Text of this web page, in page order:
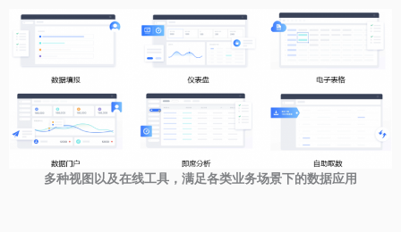
多种视图以及在线工具，满足各类业务场景下的数据应用